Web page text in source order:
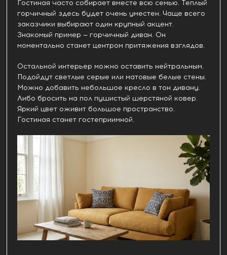
Гостиная часто собирает вместе всю семью. Теплый
горчичный здесь будет очень уместен. Чаще всего
заказчики выбирают один крупный акцент.
Знакомый пример — горчичный диван. Он
моментально станет центром притяжения взглядов.
Остальной интерьер можно оставить нейтральным.
Подойдут светлые серые или матовые белые стены.
Можно добавить небольшое кресло в тон дивану.
Либо бросить на пол пушистый шерстяной ковер.
Яркий цвет оживит большое пространство.
Гостиная станет гостеприимной.